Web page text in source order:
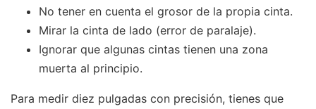
No tener en cuenta el grosor de la propia cinta.
Mirar la cinta de lado (error de paralaje).
Ignorar que algunas cintas tienen una zona
muerta al principio.
Para medir diez pulgadas con precisión, tienes que